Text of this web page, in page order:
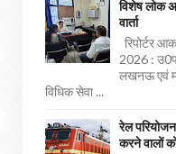
विशेष लोक
वार्ता
रिपोर्टर
2026 :
लखनऊ एवं
विधिक सेवा ...
रेल
करने वालों